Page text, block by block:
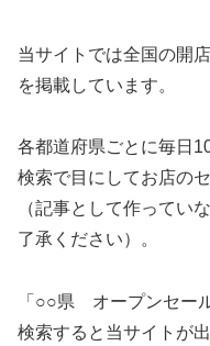
当サイトでは全国の開
を掲載しています。
各都道府県ごとに毎日
検索で目にしてお店の
（記事として作ってい
了承ください）。
「○○県 オープンセー
検索すると当サイトが